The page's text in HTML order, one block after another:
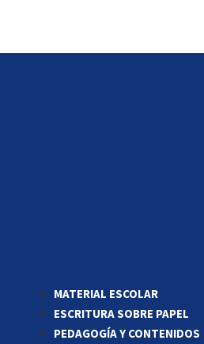
MATERIAL ESCOLAR
ESCRITURA SOBRE PAPEL
PEDAGOGÍA Y CONTENIDOS